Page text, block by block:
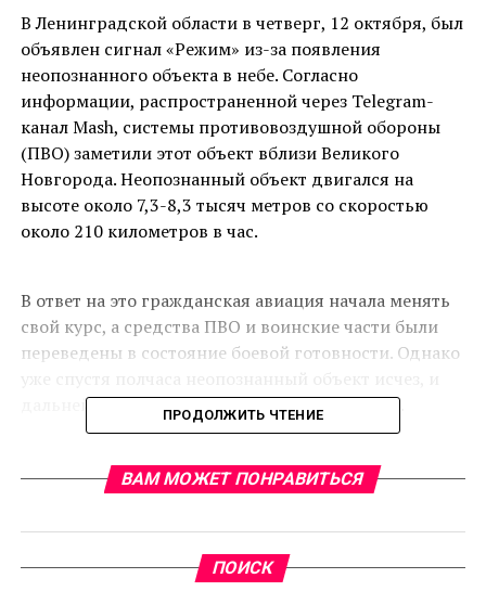
В Ленинградской области в четверг, 12 октября, был
объявлен сигнал «Режим» из-за появления
неопознанного объекта в небе. Согласно
информации, распространенной через Telegram-
канал Mash, системы противовоздушной обороны
(ПВО) заметили этот объект вблизи Великого
Новгорода. Неопознанный объект двигался на
высоте около 7,3-8,3 тысяч метров со скоростью
около 210 километров в час.
В ответ на это гражданская авиация начала менять
свой курс, а средства ПВО и воинские части были
переведены в состояние боевой готовности. Однако
дальнейших вмешательств не потребовалось.
небе над Тихвином заметили беспилотный
который оказался инициированным Министерством
обороны Российской Федерации.
ПРОДОЛЖИТЬ ЧТЕНИЕ
ВАМ МОЖЕТ ПОНРАВИТЬСЯ
ПОИСК